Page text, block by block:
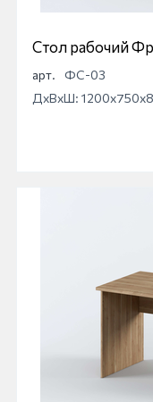
Стол рабочий
арт.
ФС-03
ДхВхШ: